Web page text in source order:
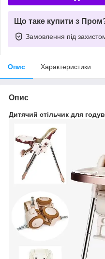
Що таке купити з
Замовлення під
Опис Характеристики
Опис
Дитячий стільчик для